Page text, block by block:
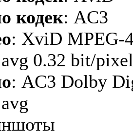
кодек: AC3
: XviD MPEG-
0.32 bit/pixel
: AC3 Dolby